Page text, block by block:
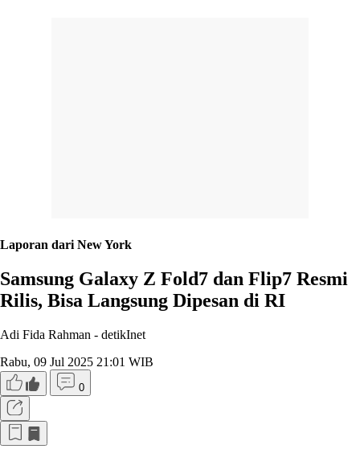
Laporan dari New York
Samsung Galaxy Z Fold7 dan Flip7 Resmi
Rilis, Bisa Langsung Dipesan di RI
Adi Fida Rahman - detikInet
Rabu, 09 Jul 2025 21:01 WIB
0